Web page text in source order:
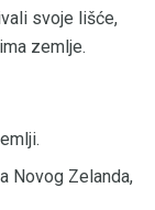
svoje lišće,
zemlje.
Novog Zelanda,